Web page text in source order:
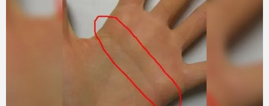
高市早苗首相が熊本地震を自衛隊のヘリで
視察、上空での合掌姿に蓮舫議員が噛みつ
いた「止める人はいなかっ…
週刊女性PRIME 2026/8/5
「消費税減税の公約」進める高市早苗首相
を“後ろから撃った”石破茂前首相、〈減税
に93%が賛成〉アンケー…